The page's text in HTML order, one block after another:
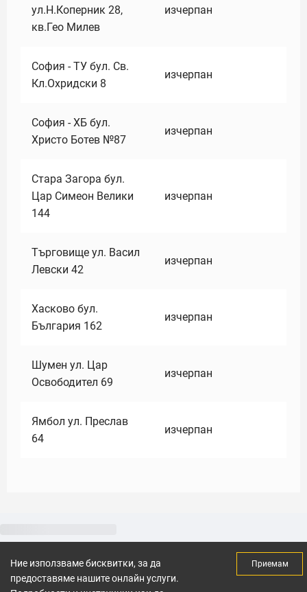
ул.Н.Коперник 28,
кв.Гео Милев
изчерпан
София - ТУ бул. Св.
Кл.Охридски 8
изчерпан
София - ХБ бул.
Христо Ботев №87
изчерпан
Стара Загора бул.
Цар Симеон Велики
144
изчерпан
Търговище ул. Васил
Левски 42
изчерпан
Хасково бул.
България 162
изчерпан
Шумен ул. Цар
Освободител 69
изчерпан
Ямбол ул. Преслав
64
изчерпан
Ние използваме бисквитки, за да
предоставяме нашите онлайн услуги.
Приемам